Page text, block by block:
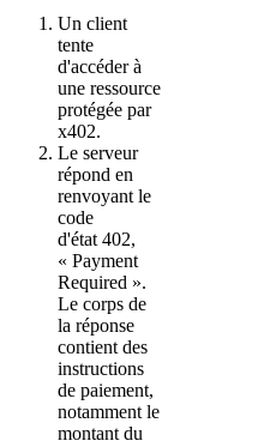
Un client
tente
d'accéder à
une ressource
protégée par
x402.
Le serveur
répond en
renvoyant le
code
d'état 402,
« Payment
Required ».
Le corps de
la réponse
contient des
instructions
de paiement,
notamment le
montant du